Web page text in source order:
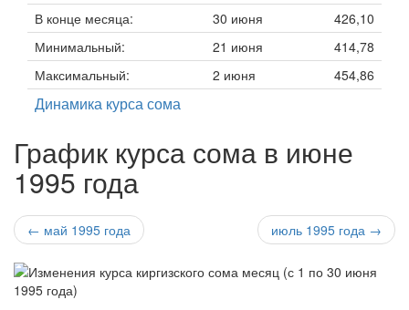
В конце месяца:
30 июня
426,10
Минимальный:
21 июня
414,78
Максимальный:
2 июня 454,86
Динамика курса сома
График курса сома в июне
1995 года
← май 1995 года июль 1995 года →